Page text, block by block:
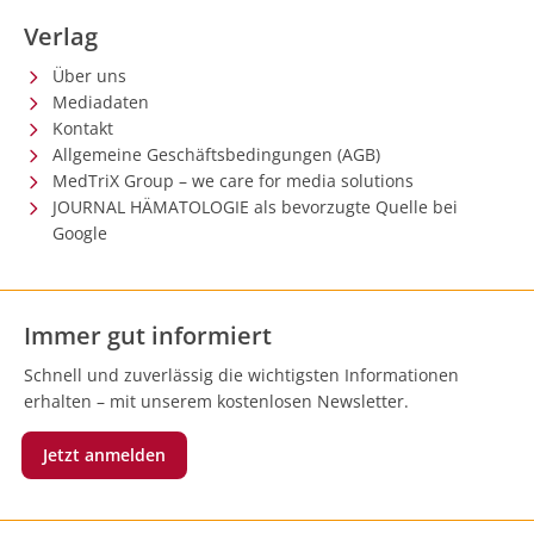
Verlag
Über uns
Mediadaten
Kontakt
Allgemeine Geschäftsbedingungen (AGB)
MedTriX Group – we care for media solutions
JOURNAL HÄMATOLOGIE als bevorzugte Quelle bei
Google
Immer gut informiert
Schnell und zuverlässig die wichtigsten Informationen
erhalten – mit unserem kostenlosen Newsletter.
Jetzt anmelden